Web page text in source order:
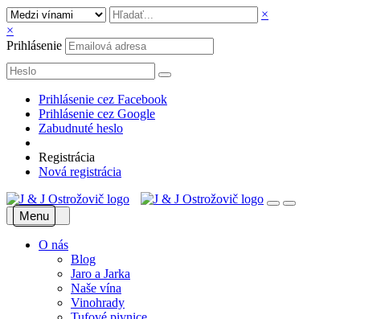
×
×
Prihlásenie
Prihlásenie cez Facebook
Prihlásenie cez Google
Zabudnuté heslo
Registrácia
Nová registrácia
Menu
O nás
Blog
Jaro a Jarka
Naše vína
Vinohrady